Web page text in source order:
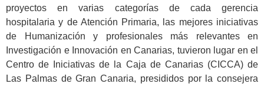
proyectos en varias categorías de cada gerencia
hospitalaria y de Atención Primaria, las mejores iniciativas
de Humanización y profesionales más relevantes en
Investigación e Innovación en Canarias, tuvieron lugar en el
Centro de Iniciativas de la Caja de Canarias (CICCA) de
Las Palmas de Gran Canaria, presididos por la consejera